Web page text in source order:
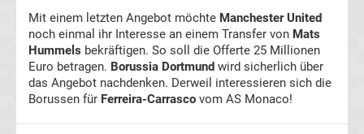
Pauli
Transfergerüchte
Mit einem letzten Angebot möchte Manchester United
noch einmal ihr Interesse an einem Transfer von Mats
Hummels bekräftigen. So soll die Offerte 25 Millionen
Euro betragen. Borussia Dortmund wird sicherlich über
das Angebot nachdenken. Derweil interessieren sich die
Borussen für Ferreira-Carrasco vom AS Monaco!